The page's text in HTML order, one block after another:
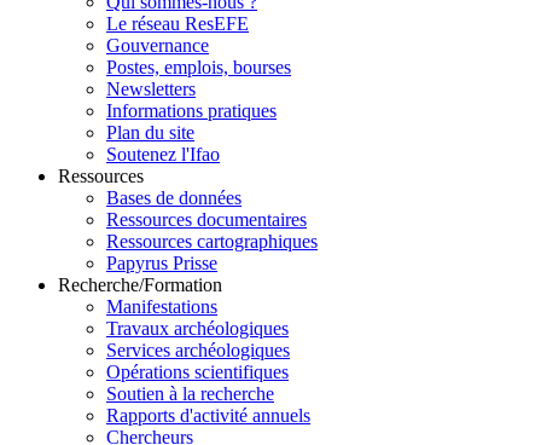
Le réseau ResEFE
Gouvernance
Postes, emplois, bourses
Newsletters
Informations pratiques
Plan du site
Soutenez l'Ifao
Ressources
Bases de données
Ressources documentaires
Ressources cartographiques
Papyrus Prisse
Recherche/Formation
Manifestations
Travaux archéologiques
Services archéologiques
Opérations scientifiques
Soutien à la recherche
Rapports d'activité annuels
Chercheurs